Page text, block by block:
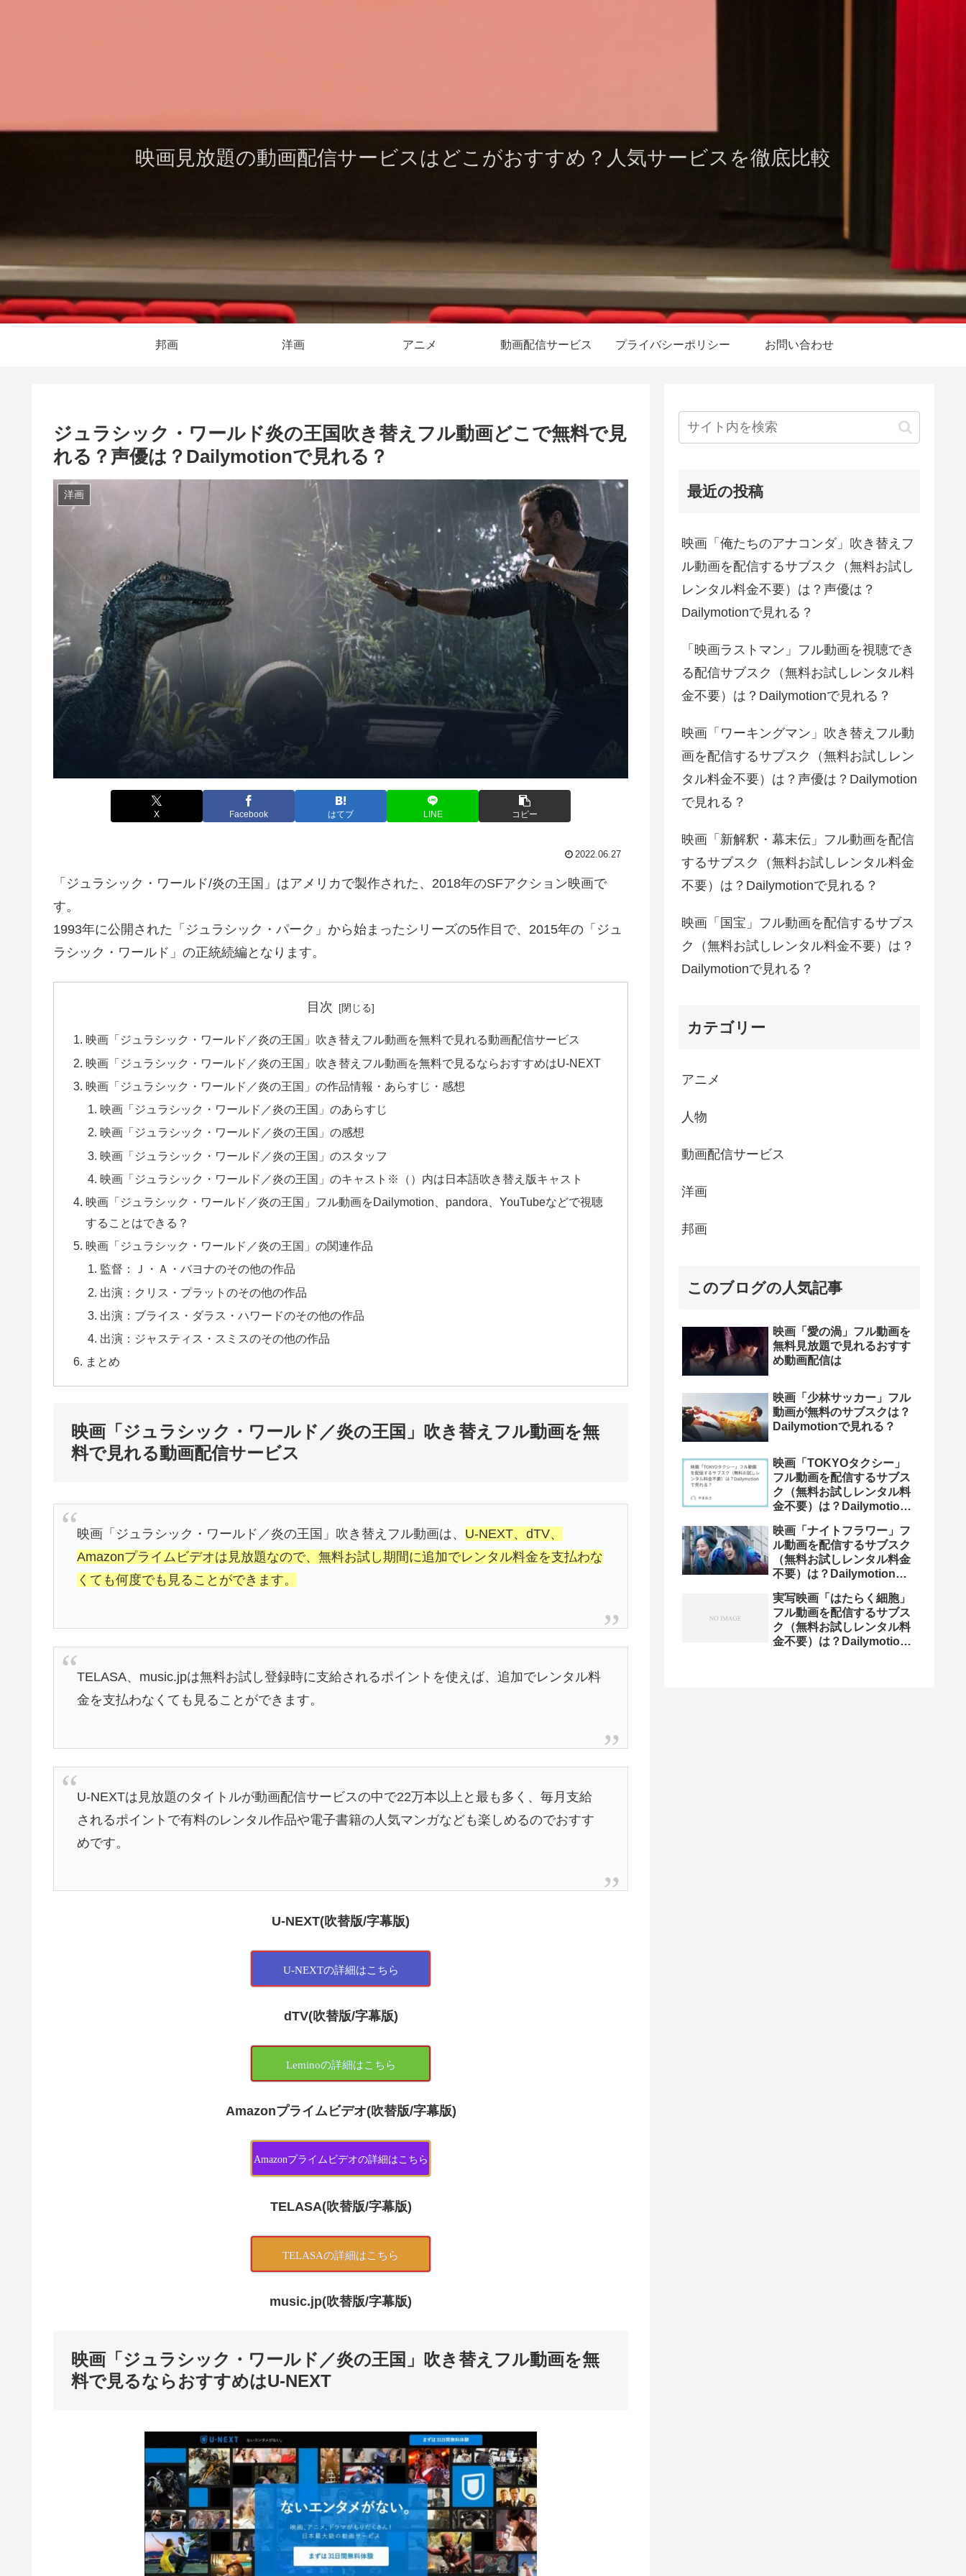
映画見放題の動画配信サービスはどこがおすすめ？人気サービスを徹底比較
邦画 洋画 アニメ 動画配信サービス プライバシーポリシー お問い合わせ
ジュラシック・ワールド炎の王国吹き替えフル動画どこで無料で見
れる？声優は？Dailymotionで見れる？
洋画
X Facebook はてブ LINE コピー
2022.06.27
「ジュラシック・ワールド/炎の王国」はアメリカで製作された、2018年のSFアクション映画で
す。
1993年に公開された「ジュラシック・パーク」から始まったシリーズの5作目で、2015年の「ジュ
ラシック・ワールド」の正統続編となります。
目次
映画「ジュラシック・ワールド／炎の王国」吹き替えフル動画を無料で見れる動画配信サービス
映画「ジュラシック・ワールド／炎の王国」吹き替えフル動画を無料で見るならおすすめはU-NEXT
映画「ジュラシック・ワールド／炎の王国」の作品情報・あらすじ・感想
映画「ジュラシック・ワールド／炎の王国」のあらすじ
映画「ジュラシック・ワールド／炎の王国」の感想
映画「ジュラシック・ワールド／炎の王国」のスタッフ
映画「ジュラシック・ワールド／炎の王国」のキャスト※（）内は日本語吹き替え版キャスト
映画「ジュラシック・ワールド／炎の王国」フル動画をDailymotion、pandora、YouTubeなどで視聴
することはできる？
映画「ジュラシック・ワールド／炎の王国」の関連作品
監督：Ｊ・Ａ・バヨナのその他の作品
出演：クリス・プラットのその他の作品
出演：ブライス・ダラス・ハワードのその他の作品
出演：ジャスティス・スミスのその他の作品
まとめ
映画「ジュラシック・ワールド／炎の王国」吹き替えフル動画を無
料で見れる動画配信サービス
映画「ジュラシック・ワールド／炎の王国」吹き替えフル動画は、 U-NEXT、dTV、
Amazonプライムビデオは見放題なので、無料お試し期間に追加でレンタル料金を支払わな
くても何度でも見ることができます。
TELASA、music.jpは無料お試し登録時に支給されるポイントを使えば、追加でレンタル料
金を支払わなくても見ることができます。
U-NEXTは見放題のタイトルが動画配信サービスの中で22万本以上と最も多く、毎月支給
されるポイントで有料のレンタル作品や電子書籍の人気マンガなども楽しめるのでおすす
めです。
U-NEXT(吹替版/字幕版)
U-NEXTの詳細はこちら
dTV(吹替版/字幕版)
Leminoの詳細はこちら
Amazonプライムビデオ(吹替版/字幕版)
Amazonプライムビデオの詳細はこちら
TELASA(吹替版/字幕版)
TELASAの詳細はこちら
music.jp(吹替版/字幕版)
映画「ジュラシック・ワールド／炎の王国」吹き替えフル動画を無
料で見るならおすすめはU-NEXT
最近の投稿
映画「俺たちのアナコンダ」吹き替えフ
ル動画を配信するサブスク（無料お試し
レンタル料金不要）は？声優は？
Dailymotionで見れる？
「映画ラストマン」フル動画を視聴でき
る配信サブスク（無料お試しレンタル料
金不要）は？Dailymotionで見れる？
映画「ワーキングマン」吹き替えフル動
画を配信するサブスク（無料お試しレン
タル料金不要）は？声優は？Dailymotion
で見れる？
映画「新解釈・幕末伝」フル動画を配信
するサブスク（無料お試しレンタル料金
不要）は？Dailymotionで見れる？
映画「国宝」フル動画を配信するサブス
ク（無料お試しレンタル料金不要）は？
Dailymotionで見れる？
カテゴリー
アニメ
人物
動画配信サービス
洋画
邦画
このブログの人気記事
映画「愛の渦」フル動画を
無料見放題で見れるおすす
め動画配信は
映画「少林サッカー」フル
動画が無料のサブスクは？
Dailymotionで見れる？
映画「TOKYOタクシー」
フル動画を配信するサブス
ク（無料お試しレンタル料
金不要）は？Dailymotion
映画「ナイトフラワー」フ
ル動画を配信するサブスク
（無料お試しレンタル料金
不要）は？Dailymotionで
実写映画「はたらく細胞」
フル動画を配信するサブス
ク（無料お試しレンタル料
金不要）は？Dailymotion